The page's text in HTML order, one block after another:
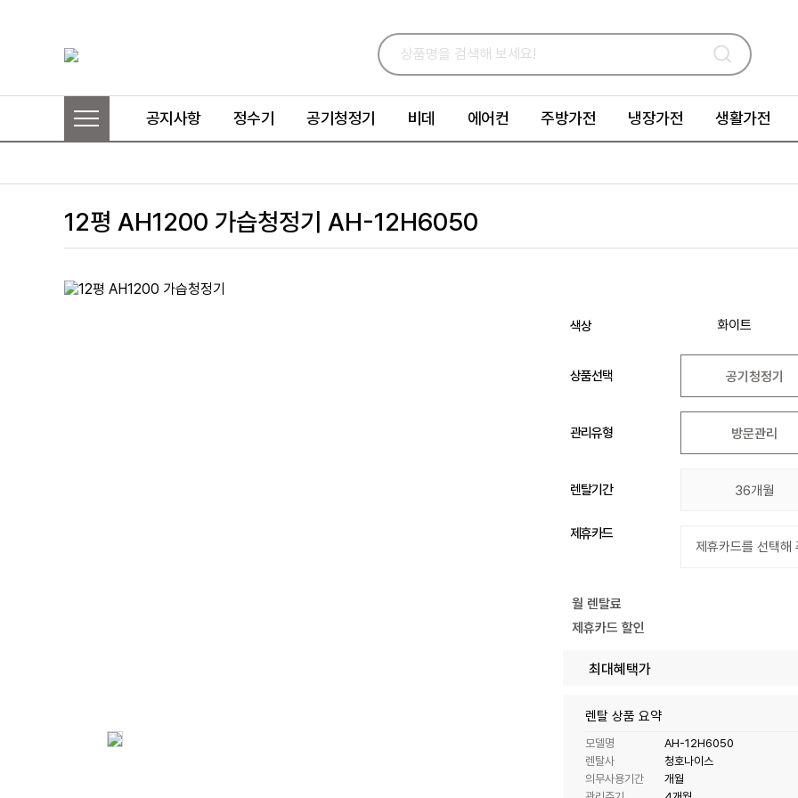
공지사항 정수기 공기청정기 비데 에어컨 주방가전 냉장가전 생활가전
12평 AH1200 가습청정기 AH-12H6050
색상 화이트
상품선택 공기청정기
관리유형 방문관리
렌탈기간 36개월
제휴카드
월 렌탈료
제휴카드 할인
최대혜택가
렌탈 상품 요약
모델명
AH-12H6050
렌탈사
청호나이스
의무사용기간
개월